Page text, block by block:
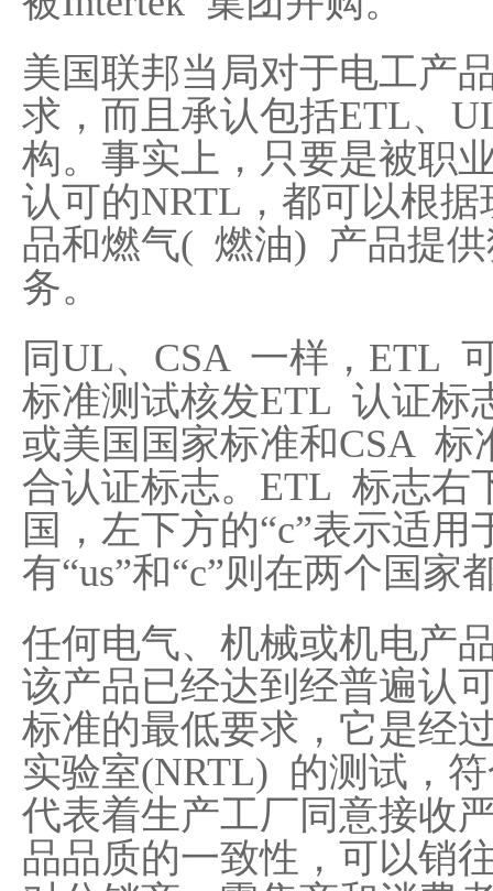
美国联邦当局对于电工产
求，而且承认包括ETL、
构。事实上，只要是被职
认可的NRTL，都可以根
品和燃气( 燃油) 产品提
务。
同UL、CSA 一样，ETL
标准测试核发ETL 认证标
或美国国家标准和CSA 标
合认证标志。ETL 标志右
国，左下方的“c”表示适
有“us”和“c”则在两个国家
任何电气、机械或机电产
该产品已经达到经普遍认
标准的最低要求，它是经
实验室(NRTL) 的测试，
代表着生产工厂同意接收
品品质的一致性，可以销